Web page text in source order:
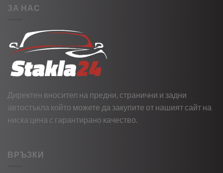
ЗА НАС
Директен вносител на предни, странични и задни
автостъкла който можете да закупите от нашият сайт на
ниска цена с гарантирано качество.
ВРЪЗКИ